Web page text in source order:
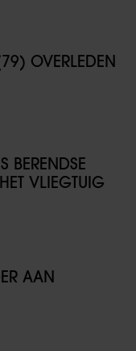
OVERLEDEN
BERENDSE
VLIEGTUIG
AAN